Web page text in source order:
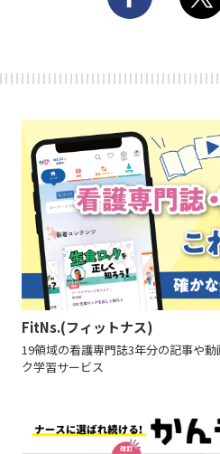
FitNs.(フィットナス)
19領域の看護専門誌3年分の記事や
ク学習サービス